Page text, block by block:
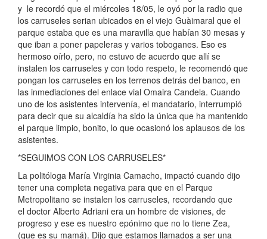
y le recordó que el miércoles 18/05, le oyó por la radio que
los carruseles serian ubicados en el viejo Guàimaral que el
parque estaba que es una maravilla que habían 30 mesas y
que iban a poner papeleras y varios toboganes. Eso es
hermoso oírlo, pero, no estuvo de acuerdo que allí se
instalen los carruseles y con todo respeto, le recomendó que
pongan los carruseles en los terrenos detrás del banco, en
las inmediaciones del enlace vial Omaira Candela. Cuando
uno de los asistentes intervenía, el mandatario, interrumpió
para decir que su alcaldía ha sido la única que ha mantenido
el parque limpio, bonito, lo que ocasionó los aplausos de los
asistentes.
*SEGUIMOS CON LOS CARRUSELES*
La politóloga María Virginia Camacho, impactó cuando dijo
tener una completa negativa para que en el Parque
Metropolitano se instalen los carruseles, recordando que
el doctor Alberto Adriani era un hombre de visiones, de
progreso y ese es nuestro epónimo que no lo tiene Zea,
(que es su mamá). Dijo que estamos llamados a ser una